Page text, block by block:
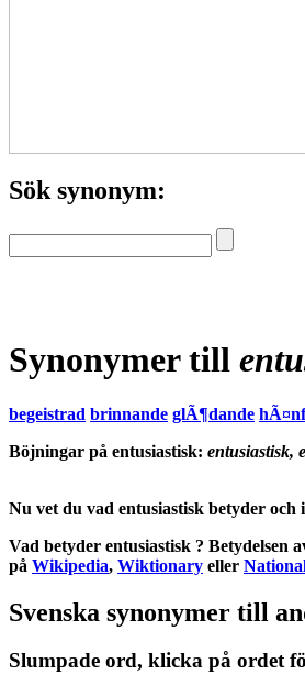
Sök synonym:
Synonymer till
begeistrad brinnande glÃ¶dande
Böjningar på entusiastisk: entusiastisk,
Nu vet du vad entusiastisk betyder och
Vad betyder entusiastisk ? Betydelsen
på Wikipedia, Wiktionary eller
Svenska synonymer till
Slumpade ord, klicka på ordet